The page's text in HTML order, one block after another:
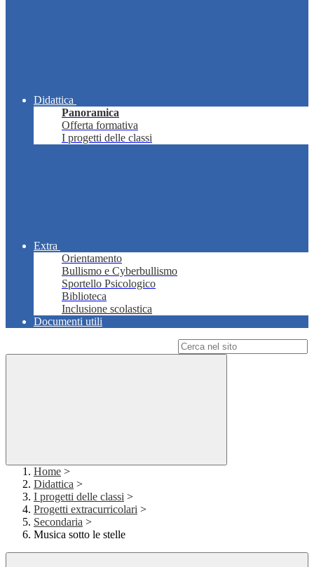
Didattica
Panoramica
Offerta formativa
I progetti delle classi
Extra
Orientamento
Bullismo e Cyberbullismo
Sportello Psicologico
Biblioteca
Inclusione scolastica
Documenti utili
Home >
Didattica >
I progetti delle classi >
Progetti extracurricolari >
Secondaria >
Musica sotto le stelle